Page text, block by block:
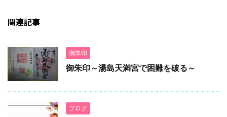
関連記事
御朱印
御朱印～湯島天満宮で困難を破る～
ブログ